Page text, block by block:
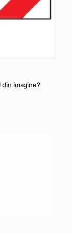
imagine?